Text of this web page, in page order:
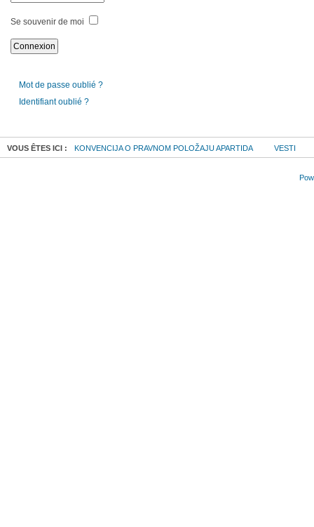
Se souvenir de moi
Mot de passe oublié ?
Identifiant oublié ?
VOUS ÊTES ICI : KONVENCIJA O PRAVNOM POLOŽAJU APARTIDA VESTI